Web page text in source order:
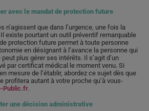
avec le mandat de protection future
n’agissent que dans l’urgence, une fois la
existe pourtant un outil préventif remarquable
protection future permet à toute personne
en désignant à l’avance la personne qui
plus gérer ses intérêts. Il s’agit d’un
par certificat médical le moment venu. Si
mesure de l’établir, abordez ce sujet dès que
profitera autant à votre proche qu’à vous-
Public.fr.
une décision administrative